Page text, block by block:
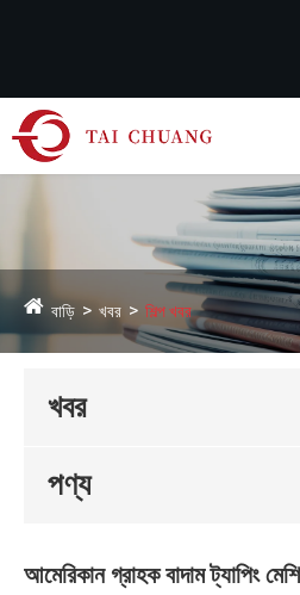
বাড়ি খবর শিল্প খবর
খবর
পণ্য
আমেরিকান গ্রাহক বাদাম ট্যাপিং